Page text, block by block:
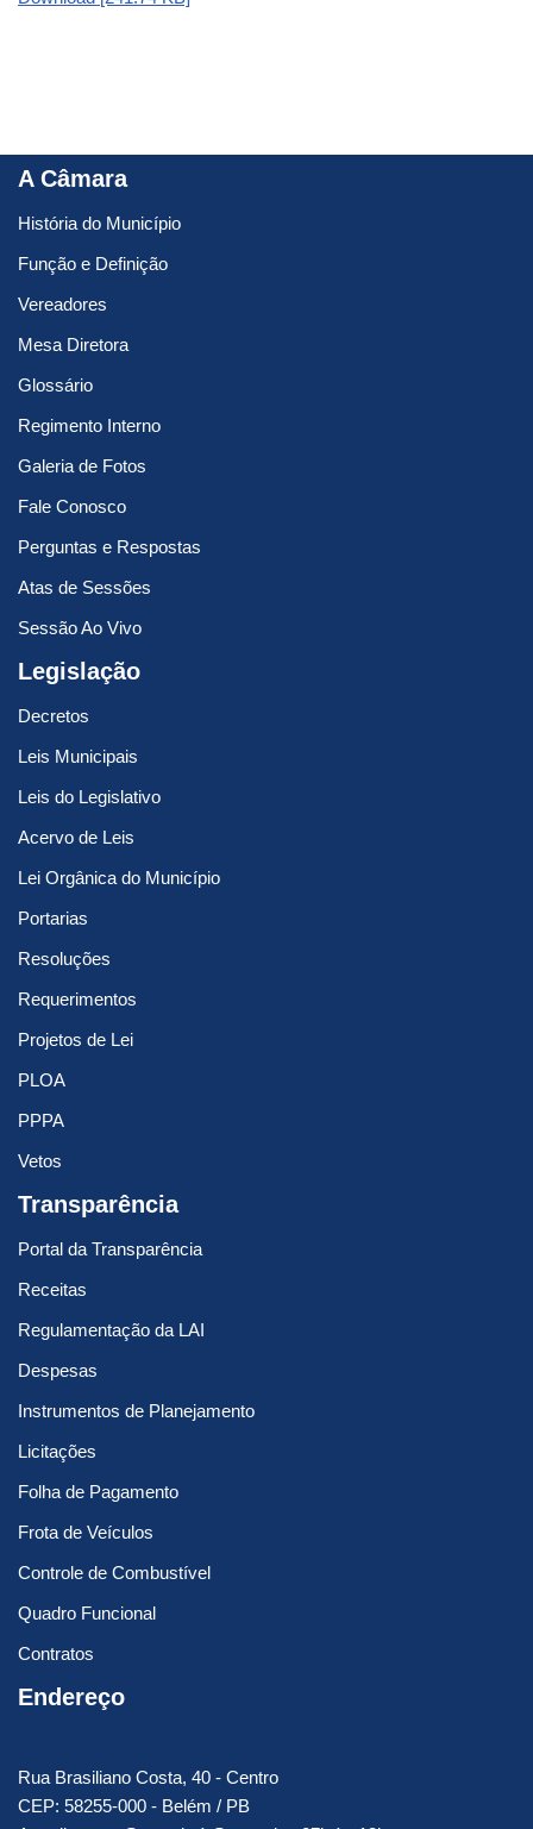
A Câmara
História do Município
Função e Definição
Vereadores
Mesa Diretora
Glossário
Regimento Interno
Galeria de Fotos
Fale Conosco
Perguntas e Respostas
Atas de Sessões
Sessão Ao Vivo
Legislação
Decretos
Leis Municipais
Leis do Legislativo
Acervo de Leis
Lei Orgânica do Município
Portarias
Resoluções
Requerimentos
Projetos de Lei
PLOA
PPPA
Vetos
Transparência
Portal da Transparência
Receitas
Regulamentação da LAI
Despesas
Instrumentos de Planejamento
Licitações
Folha de Pagamento
Frota de Veículos
Controle de Combustível
Quadro Funcional
Contratos
Endereço
Rua Brasiliano Costa, 40 - Centro
CEP: 58255-000 - Belém / PB